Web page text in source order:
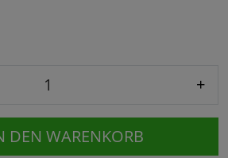
+
DEN WARENKORB